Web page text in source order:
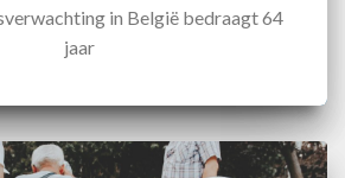
in België bedraagt 64
jaar